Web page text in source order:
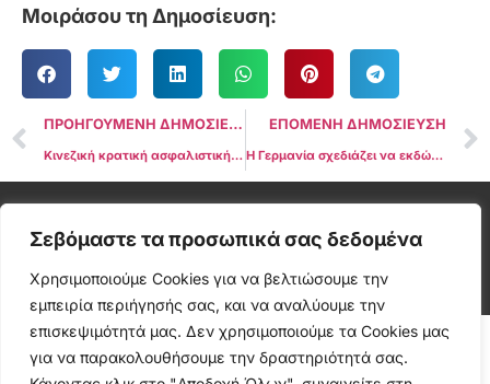
Σεβόμαστε τα προσωπικά σας δεδομένα
Χρησιμοποιούμε Cookies για να βελτιώσουμε την
εμπειρία περιήγησής σας, και να αναλύουμε την
επισκεψιμότητά μας. Δεν χρησιμοποιούμε τα Cookies μας
για να παρακολουθήσουμε την δραστηριότητά σας.
Μοιράσου τη Δημοσίευση:
ΠΡΟΗΓΟΥΜΕΝΗ ΔΗΜΟΣΙΕΥΣΗ
Κινεζική κρατική ασφαλιστική εταιρεία εγκαινιάζει δύο crypto funds στο Χονγκ Κονγκ: Έκθεση
ΕΠΟΜΕΝΗ ΔΗΜΟΣΙΕΥΣΗ
Η Γερμανία σχεδιάζει να εκδώσει ηλεκτρονικές μετοχές στο blockchain, να ενισχύσει τις νεοφυείς επιχειρήσεις